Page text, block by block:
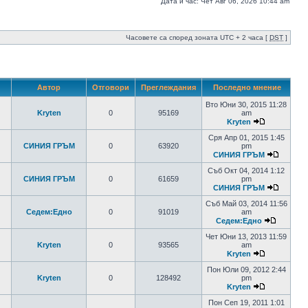
Часовете са според зоната UTC + 2 часа [ DST ]
Автор Отговори Преглеждания Последно мнение
Kryten 0 95169
Вто Юни 30, 2015 11:28
am
Kryten
СИНИЯ ГРЪМ 0 63920
Сря Апр 01, 2015 1:45
pm
СИНИЯ ГРЪМ
СИНИЯ ГРЪМ 0 61659
Съб Окт 04, 2014 1:12
pm
СИНИЯ ГРЪМ
Седем:Едно 0 91019
Съб Май 03, 2014 11:56
am
Седем:Едно
Kryten 0 93565
Чет Юни 13, 2013 11:59
am
Kryten
Kryten 0 128492
Пон Юли 09, 2012 2:44
pm
Kryten
Пон Сеп 19, 2011 1:01